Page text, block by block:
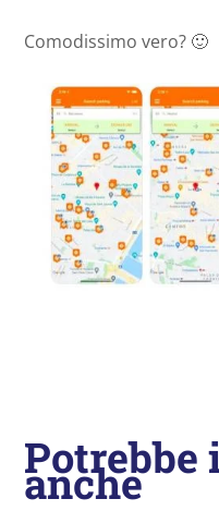
Comodissimo vero? 🙂
Potrebbe
anche